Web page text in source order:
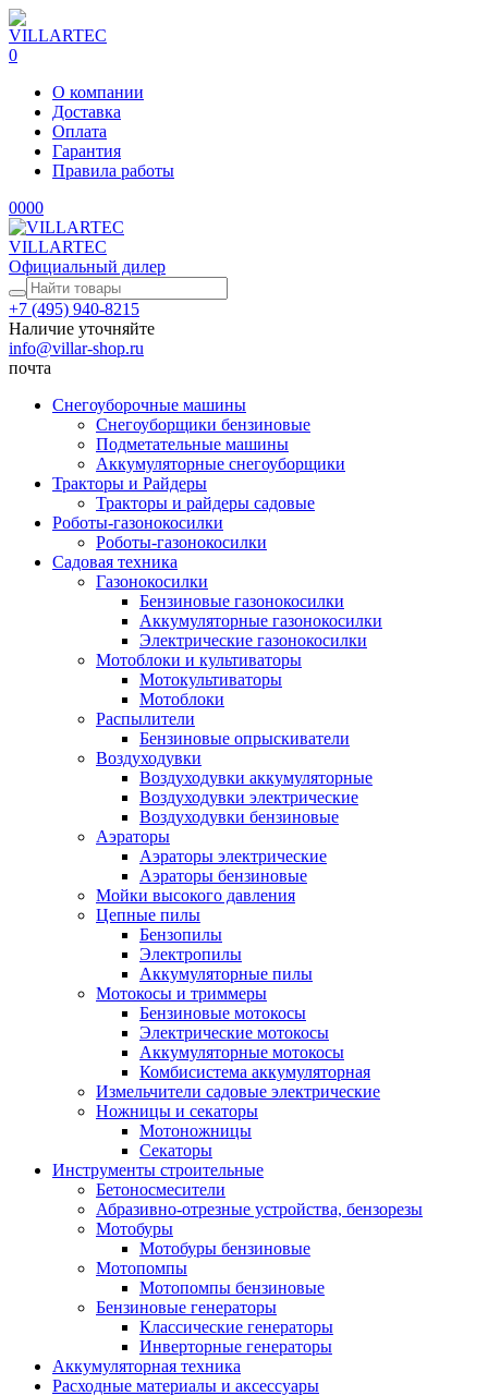
0
О компании
Доставка
Оплата
Гарантия
Правила работы
0000
VILLARTEC
Официальный дилер
+7 (495) 940-8215
Наличие уточняйте
info@villar-shop.ru
почта
Снегоуборочные машины
Снегоуборщики бензиновые
Подметательные машины
Аккумуляторные снегоуборщики
Тракторы и Райдеры
Тракторы и райдеры садовые
Роботы-газонокосилки
Роботы-газонокосилки
Садовая техника
Газонокосилки
Бензиновые газонокосилки
Аккумуляторные газонокосилки
Электрические газонокосилки
Мотоблоки и культиваторы
Мотокультиваторы
Мотоблоки
Распылители
Бензиновые опрыскиватели
Воздуходувки
Воздуходувки аккумуляторные
Воздуходувки электрические
Воздуходувки бензиновые
Аэраторы
Аэраторы электрические
Аэраторы бензиновые
Мойки высокого давления
Цепные пилы
Бензопилы
Электропилы
Аккумуляторные пилы
Мотокосы и триммеры
Бензиновые мотокосы
Электрические мотокосы
Аккумуляторные мотокосы
Комбисистема аккумуляторная
Измельчители садовые электрические
Ножницы и секаторы
Мотоножницы
Секаторы
Инструменты строительные
Бетоносмесители
Абразивно-отрезные устройства, бензорезы
Мотобуры
Мотобуры бензиновые
Мотопомпы
Мотопомпы бензиновые
Бензиновые генераторы
Классические генераторы
Инверторные генераторы
Аккумуляторная техника
Расходные материалы и аксессуары